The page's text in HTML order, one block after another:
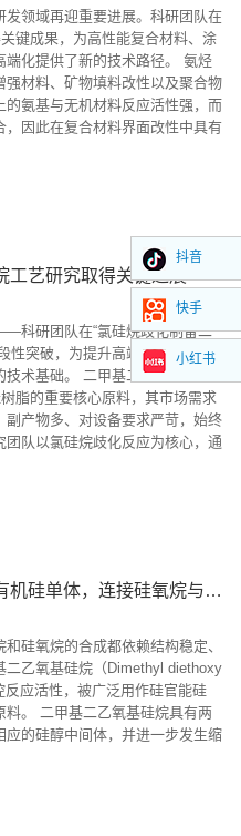
领域再迎重要进展。科研团队在
键成果，为高性能复合材料、涂
化提供了新的技术路径。 氨烃
材料、矿物填料改性以及聚合物
氨基与无机材料反应活性强，而
因此在复合材料界面改性中具有
工艺研究取得关键进展
科研团队在“氯硅烷歧化制备二
性突破，为提升高端有机硅单体
术基础。 二甲基二氯硅烷
脂的重要核心原料，其市场需求
产物多、对设备要求严苛，始终
队以氯硅烷歧化反应为核心，通
二甲基二乙氧基硅烷：多功能有机硅单体，连接硅氧烷与官能硅烷的桥梁
硅氧烷的合成都依赖结构稳定、
二乙氧基硅烷（Dimethyl diethoxy
应活性，被广泛用作硅官能硅
。 二甲基二乙氧基硅烷具有两
的硅醇中间体，并进一步发生缩
抖音
快手
小红书